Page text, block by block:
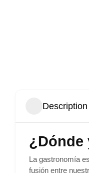
Description
¿Dónde
La gastronomía
fusión entre